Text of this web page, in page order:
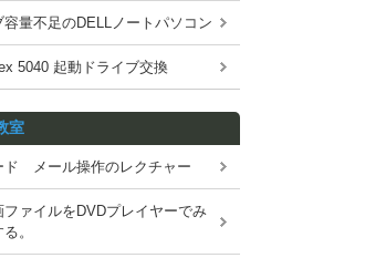
容量不足のDELLノートパソコン
5040 起動ドライブ交換
室
ド メール操作のレクチャー
ァイルをDVDプレイヤーでみ
。